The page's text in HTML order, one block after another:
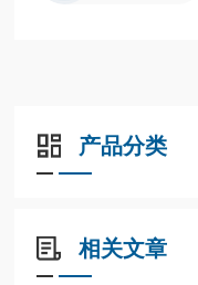
产品分类
相关文章